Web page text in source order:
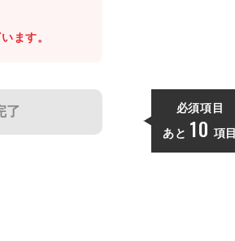
ます。
了 必須項目
あと 10 項目